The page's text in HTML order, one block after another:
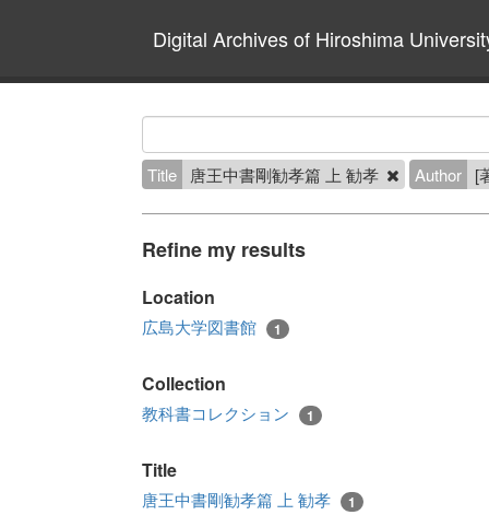
Digital Archives of Hiroshima
Title 唐王中書剛勧孝篇 上 勧孝 Author [
Refine my results
Location
広島大学図書館 1
Collection
教科書コレクション 1
Title
唐王中書剛勧孝篇 上 勧孝 1